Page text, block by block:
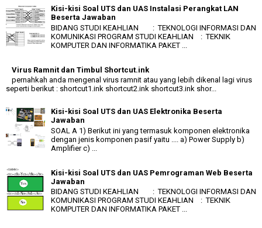
Kisi-kisi Soal UTS dan UAS Instalasi Perangkat LAN
Beserta Jawaban
BIDANG STUDI KEAHLIAN : TEKNOLOGI INFORMASI DAN
KOMUNIKASI PROGRAM STUDI KEAHLIAN : TEKNIK
KOMPUTER DAN INFORMATIKA PAKET ...
Virus Ramnit dan Timbul Shortcut.ink
pernahkah anda mengenal virus ramnit atau yang lebih dikenal lagi virus
seperti berikut : shortcut1.ink shortcut2.ink shortcut3.ink shor...
Kisi-kisi Soal UTS dan UAS Elektronika Beserta
Jawaban
SOAL A 1) Berikut ini yang termasuk komponen elektronika
dengan jenis komponen pasif yaitu .... a) Power Supply b)
Amplifier c) ...
Kisi-kisi Soal UTS dan UAS Pemrograman Web Beserta
Jawaban
BIDANG STUDI KEAHLIAN : TEKNOLOGI INFORMASI DAN
KOMUNIKASI PROGRAM STUDI KEAHLIAN : TEKNIK
KOMPUTER DAN INFORMATIKA PAKET ...